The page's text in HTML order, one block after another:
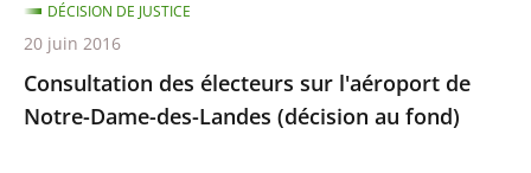
Consultation des électeurs sur l'aéroport de
Notre-Dame-des-Landes (décision au fond)
DÉCISION DE JUSTICE
20 juin 2016